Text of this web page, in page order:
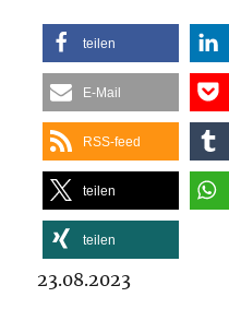
teilen
E-Mail
RSS-feed
teilen
teilen
23.08.2023